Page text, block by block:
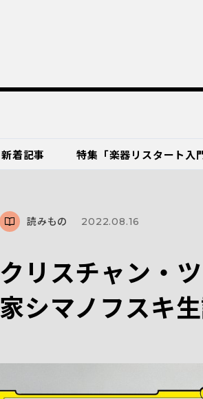
新着記事 特集「楽器リスタート入
読みもの 2022.08.16
クリスチャン・
家シマノフスキ